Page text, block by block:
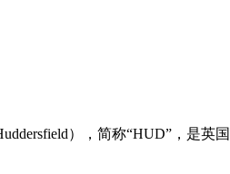
），简称“HUD”，是英